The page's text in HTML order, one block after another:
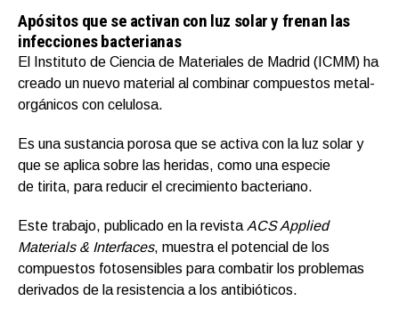
Apósitos que se activan con luz solar y frenan las
infecciones bacterianas
El Instituto de Ciencia de Materiales de Madrid (ICMM) ha
creado un nuevo material al combinar compuestos metal-
orgánicos con celulosa.
Es una sustancia porosa que se activa con la luz solar y
que se aplica sobre las heridas, como una especie
de tirita, para reducir el crecimiento bacteriano.
Este trabajo, publicado en la revista ACS Applied
Materials & Interfaces, muestra el potencial de los
compuestos fotosensibles para combatir los problemas
derivados de la resistencia a los antibióticos.